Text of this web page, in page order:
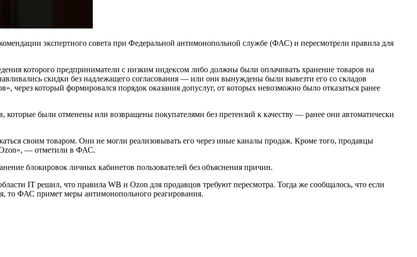
экспертного совета при Федеральной антимонопольной службе (ФАС) и пересмотрели правила для
которого предприниматели с низким индексом либо должны были оплачивать хранение товаров на
скидки без надлежащего согласования — или они вынуждены были вывезти его со складов
через который формировался порядок оказания допуслуг, от которых невозможно было отказаться ранее
которые были отменены или возвращены покупателями без претензий к качеству — ранее они автоматически
своим товаром. Они не могли реализовывать его через иные каналы продаж. Кроме того, продавцы
Ozon», — отметили в ФАС.
блокировок личных кабинетов пользователей без объяснения причин.
IT решил, что правила WB и Ozon для продавцов требуют пересмотра. Тогда же сообщалось, что если
то ФАС примет меры антимонопольного реагирования.